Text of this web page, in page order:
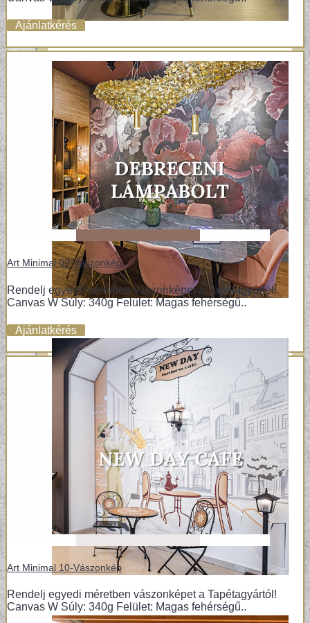
Ajánlatkérés
Art Minimal 09-Vászonkép
Rendelj egyedi méretben vászonképet a Tapétagyártól!
Canvas W Súly: 340g Felület: Magas fehérségű..
Ajánlatkérés
Art Minimal 10-Vászonkép
Rendelj egyedi méretben vászonképet a Tapétagyártól!
Canvas W Súly: 340g Felület: Magas fehérségű..